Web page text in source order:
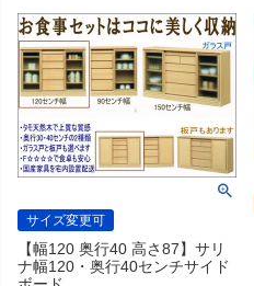
サイズ変更可
【幅120 奥行40 高さ87】サリ
ナ幅120・奥行40センチサイド